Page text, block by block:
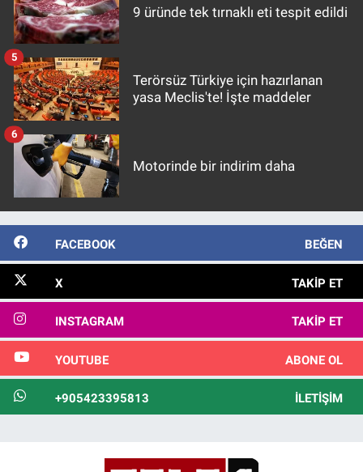
9 üründe tek tırnaklı eti tespit edildi
Terörsüz Türkiye için hazırlanan
yasa Meclis'te! İşte maddeler
5
Motorinde bir indirim daha
6
FACEBOOK BEĞEN
X TAKIP ET
INSTAGRAM TAKIP ET
YOUTUBE ABONE OL
+905423395813 İLETIŞIM